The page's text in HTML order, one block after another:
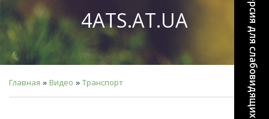
Версия для слабовидящих
4ATS.AT.UA
Главная » Видео » Транспорт